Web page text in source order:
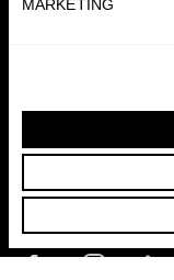
MARKETING
© 2022 LELLEK.PL |